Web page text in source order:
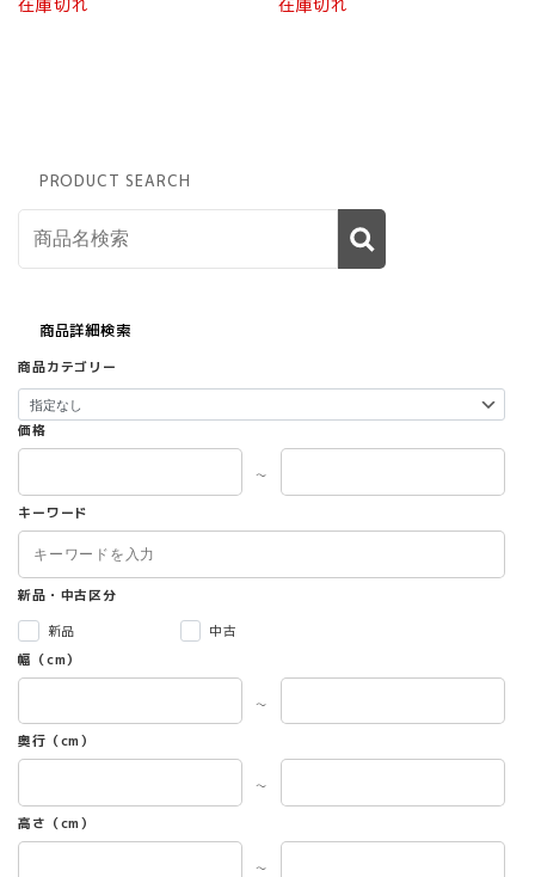
PRODUCT SEARCH
商品詳細検索
商品カテゴリー
価格
～
キーワード
新品・中古区分
新品
中古
幅（cm）
～
奥行（cm）
～
高さ（cm）
～